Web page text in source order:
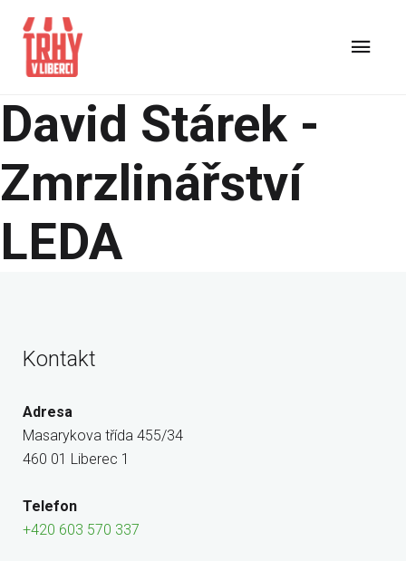
David Stárek -
Zmrzlinářství
LEDA
Kontakt
Adresa
Masarykova třída 455/34
460 01 Liberec 1
Telefon
+420 603 570 337